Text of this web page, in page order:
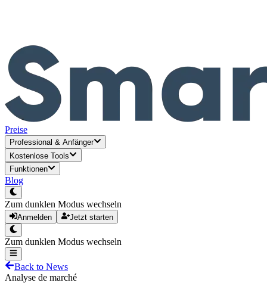
Preise
Professional & Anfänger
Kostenlose Tools
Funktionen
Blog
Zum dunklen Modus wechseln
Anmelden Jetzt starten
Zum dunklen Modus wechseln
Back to News
Analyse de marché